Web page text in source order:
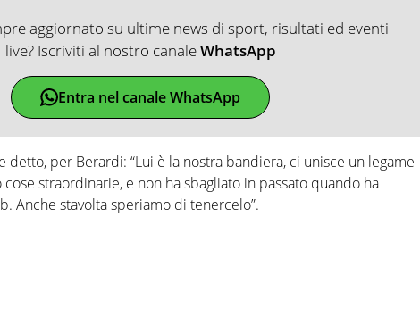
aggiornato su ultime news di sport, risultati ed eventi
live? Iscriviti al nostro canaleWhatsApp
Entra nel canale WhatsApp
detto, per Berardi: “Lui è la nostra bandiera, ci unisce un legame
straordinarie, e non ha sbagliato in passato quando ha
Anche stavolta speriamo di tenercelo”.